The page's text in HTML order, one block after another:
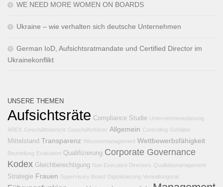
WE NEED MORE WOMEN ON BOARDS
Ukraine – wie verhalten sich deutsche Unternehmen
German IoD, Aufsichtsratmandate und Certified Director im
Ukrainekonflikt
UNSERE THEMEN
Aufsichtsräte Compliance Studie
Unternehmensplanung
AREX Geschäftsbericht Geschäftsführer Allgemein Controlling Gehälter
Mittelstand Transparenz Wissensmanagement Wettbewerbsfähigkeit
Beurteilung Evaluation Qualifizierung Corporate Governance
Kodex Gleichberechtigung Non Executive Directors Qualitätsmanagement
Strategie Frauen Supervisory Board Digitalisierung Verwaltungsrat